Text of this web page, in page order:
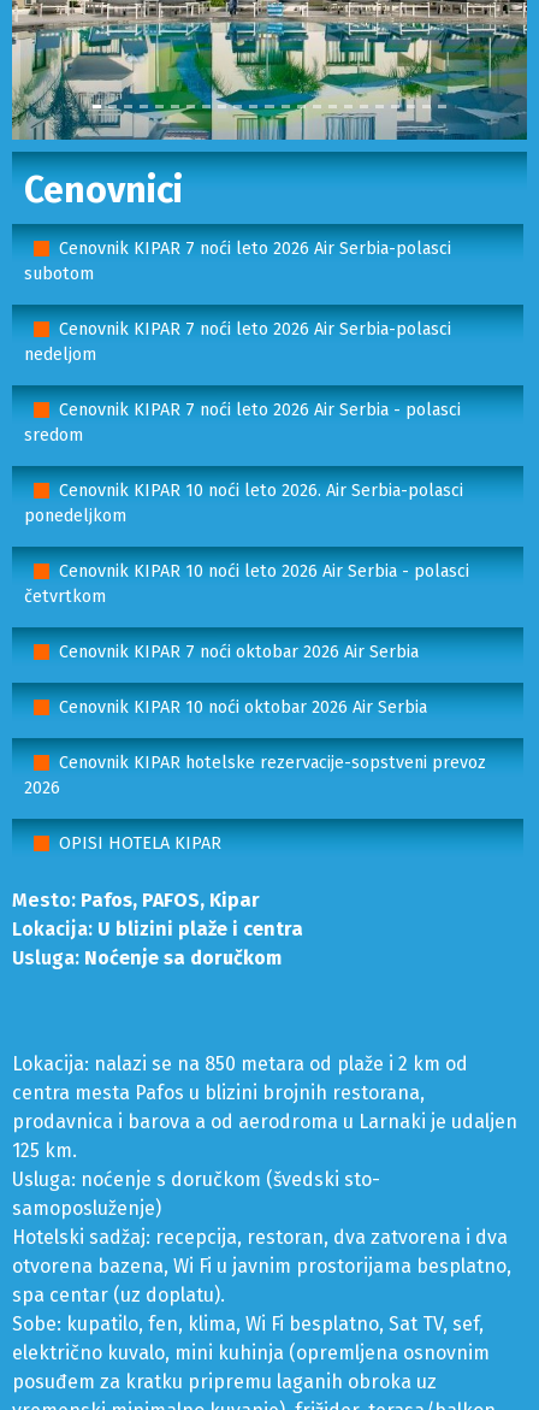
Cenovnici
Cenovnik KIPAR 7 noći leto 2026 Air Serbia-polasci
subotom
Cenovnik KIPAR 7 noći leto 2026 Air Serbia-polasci
nedeljom
Cenovnik KIPAR 7 noći leto 2026 Air Serbia - polasci
sredom
Cenovnik KIPAR 10 noći leto 2026. Air Serbia-polasci
ponedeljkom
Cenovnik KIPAR 10 noći leto 2026 Air Serbia - polasci
četvrtkom
Cenovnik KIPAR 7 noći oktobar 2026 Air Serbia
Cenovnik KIPAR 10 noći oktobar 2026 Air Serbia
Cenovnik KIPAR hotelske rezervacije-sopstveni prevoz
2026
OPISI HOTELA KIPAR
Mesto: Pafos, PAFOS, Kipar
Lokacija: U blizini plaže i centra
Usluga: Noćenje sa doručkom
Lokacija: nalazi se na 850 metara od plaže i 2 km od
centra mesta Pafos u blizini brojnih restorana,
prodavnica i barova a od aerodroma u Larnaki je udaljen
125 km.
Usluga: noćenje s doručkom (švedski sto-
samoposluženje)
Hotelski sadžaj: recepcija, restoran, dva zatvorena i dva
otvorena bazena, Wi Fi u javnim prostorijama besplatno,
spa centar (uz doplatu).
Sobe: kupatilo, fen, klima, Wi Fi besplatno, Sat TV, sef,
električno kuvalo, mini kuhinja (opremljena osnovnim
posuđem za kratku pripremu laganih obroka uz